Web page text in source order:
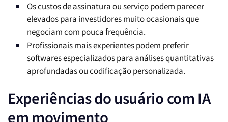
Os custos de assinatura ou serviço podem parecer
elevados para investidores muito ocasionais que
negociam com pouca frequência.
Profissionais mais experientes podem preferir
softwares especializados para análises quantitativas
aprofundadas ou codificação personalizada.
Experiências do usuário com IA